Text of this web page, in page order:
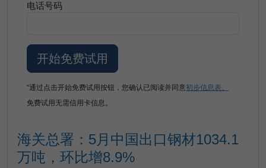
电话号码
“通过点击开始免费试用按钮，您确认已阅读并同意初步信息表。
免费试用无需信用卡信息。
海关总署：5月中国出口钢材1034.1
万吨，环比增8.9%